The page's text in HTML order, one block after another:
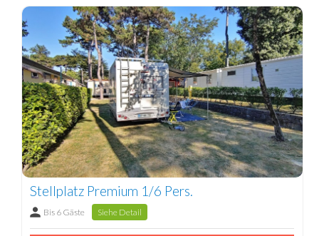
Stellplatz Premium 1/6 Pers.
Bis 6 Gäste Siehe Detail